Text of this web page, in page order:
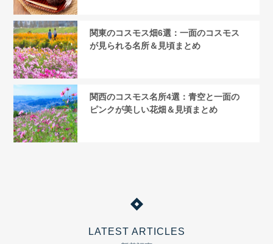
関東のコスモス畑6選：一面のコスモス
が見られる名所＆見頃まとめ
関西のコスモス名所4選：青空と一面の
ピンクが美しい花畑＆見頃まとめ
LATEST ARTICLES